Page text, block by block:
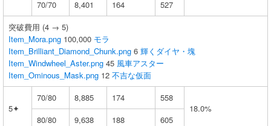
70/70
8,401 164
527
突破費用 (4 → 5)
Item_Mora.png 100,000 モラ
Item_Brilliant_Diamond_Chunk.png 6 輝くダイヤ・塊
Item_Windwheel_Aster.png 45 風車アスター
Item_Ominous_Mask.png 12 不吉な仮面
5✦
70/80 8,885 174
558
18.0%
80/80
9,638 188
605